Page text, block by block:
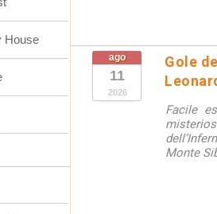
ago
11
2026
Gole
Facile
Monte
House